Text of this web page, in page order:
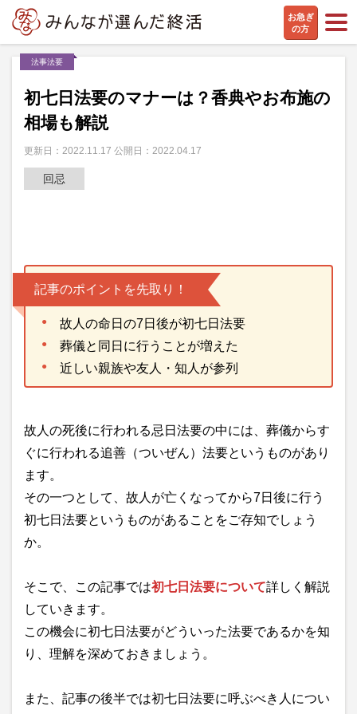
お急ぎ
の方
法事法要
初七日法要のマナーは？香典やお布施の
相場も解説
更新日：2022.11.17 公開日：2022.04.17
回忌
記事のポイントを先取り！
故人の命日の7日後が初七日法要
葬儀と同日に行うことが増えた
近しい親族や友人・知人が参列
故人の死後に行われる忌日法要の中には、葬儀からす
ぐに行われる追善（ついぜん）法要というものがあり
ます。
その一つとして、故人が亡くなってから7日後に行う
初七日法要というものがあることをご存知でしょう
か。
そこで、この記事では初七日法要について詳しく解説
していきます。
この機会に初七日法要がどういった法要であるかを知
り、理解を深めておきましょう。
また、記事の後半では初七日法要に呼ぶべき人につい